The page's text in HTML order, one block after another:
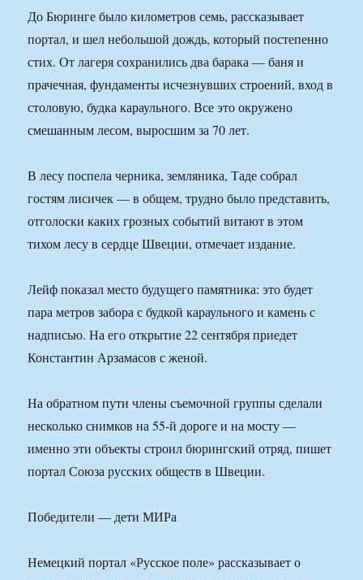
До Бюринге было километров семь, рассказывает
портал, и шел небольшой дождь, который постепенно
стих. От лагеря сохранились два барака — баня и
прачечная, фундаменты исчезнувших строений, вход в
столовую, будка караульного. Все это окружено
смешанным лесом, выросшим за 70 лет.
В лесу поспела черника, земляника, Таде собрал
гостям лисичек — в общем, трудно было представить,
отголоски каких грозных событий витают в этом
тихом лесу в сердце Швеции, отмечает издание.
Лейф показал место будущего памятника: это будет
пара метров забора с будкой караульного и камень с
надписью. На его открытие 22 сентября приедет
Константин Арзамасов с женой.
На обратном пути члены съемочной группы сделали
несколько снимков на 55-й дороге и на мосту —
именно эти объекты строил бюрингский отряд, пишет
портал Союза русских обществ в Швеции.
Победители — дети МИРа
Немецкий портал «Русское поле» рассказывает о